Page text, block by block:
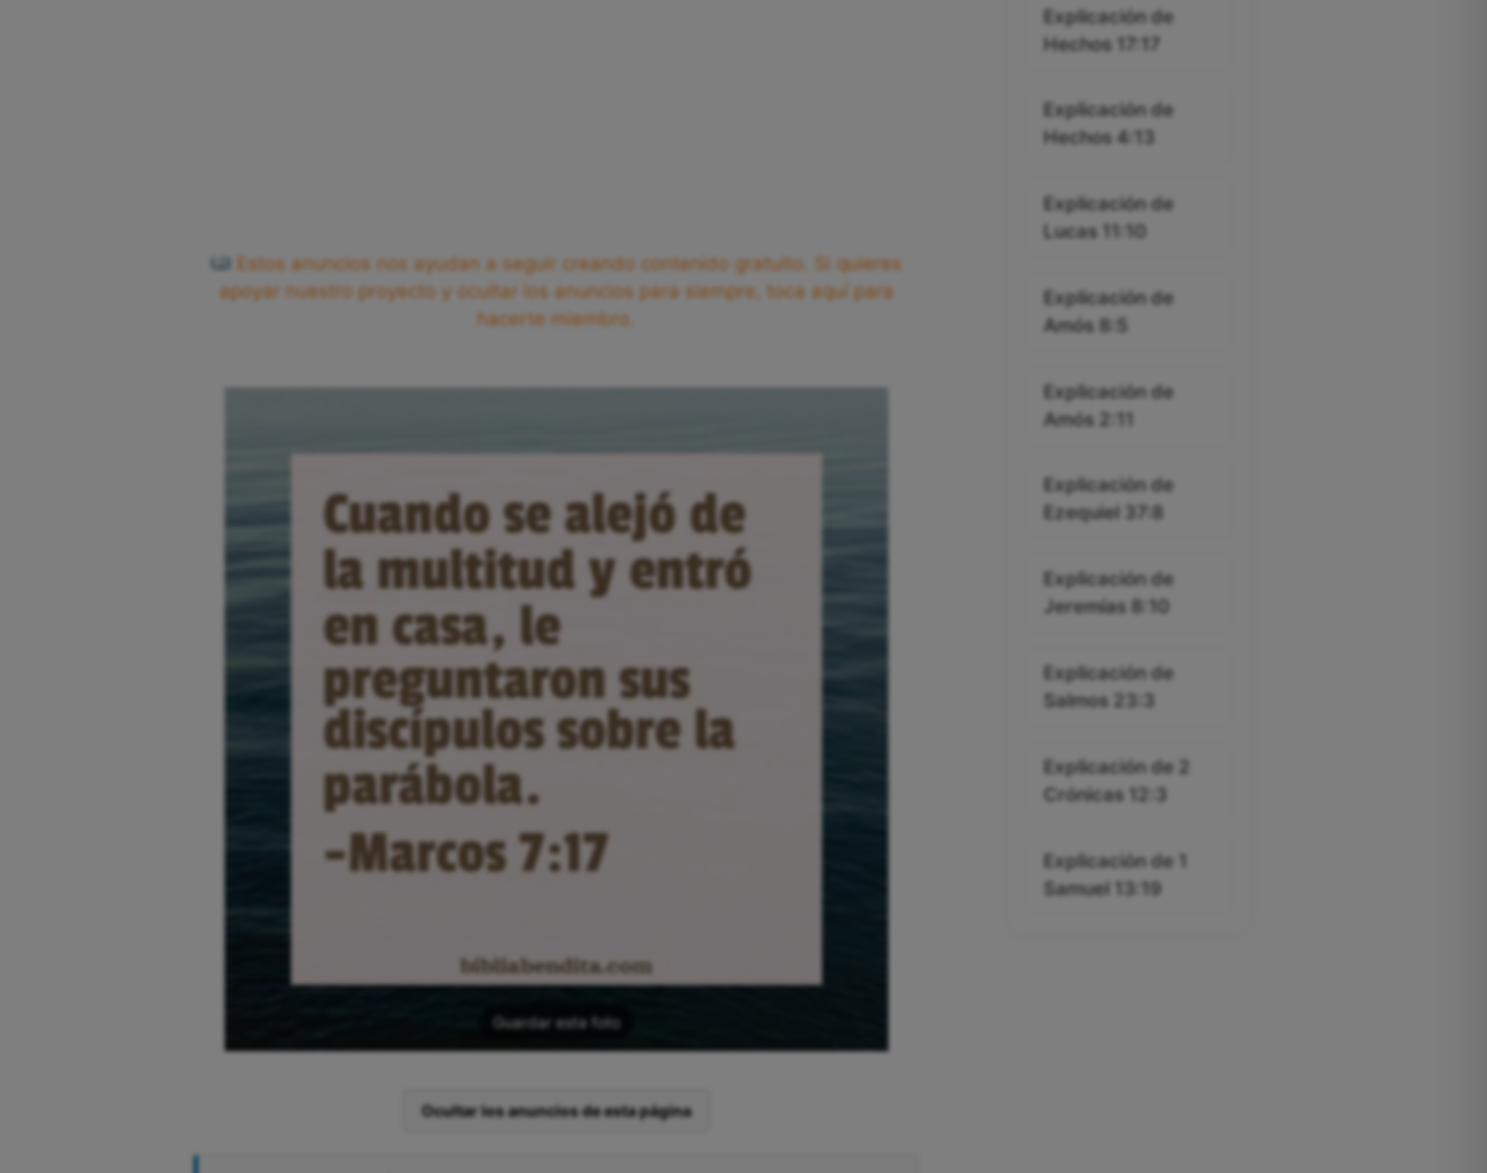
Estos anuncios nos ayudan a seguir creando contenido gratuito. Si quieres
apoyar nuestro proyecto y ocultar los anuncios para siempre, toca aquí para
hacerte miembro.
Guardar esta foto
Ocultar los anuncios de esta página
Explicación de
Hechos 17:17
Explicación de
Hechos 4:13
Explicación de
Lucas 11:10
Explicación de
Amós 8:5
Explicación de
Amós 2:11
Explicación de
Ezequiel 37:8
Explicación de
Jeremías 8:10
Explicación de
Salmos 23:3
Explicación de 2
Crónicas 12:3
Explicación de 1
Samuel 13:19